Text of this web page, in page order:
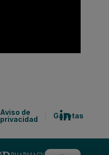
Aviso de
privacidad
Galletas